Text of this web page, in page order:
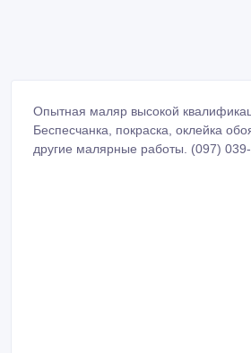
Опытная маляр высокой
Беспесчанка, покраска, оклейка
другие малярные работы. (097)